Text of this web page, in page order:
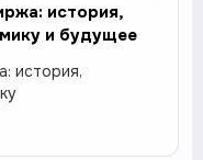
история,
и будущее
история,